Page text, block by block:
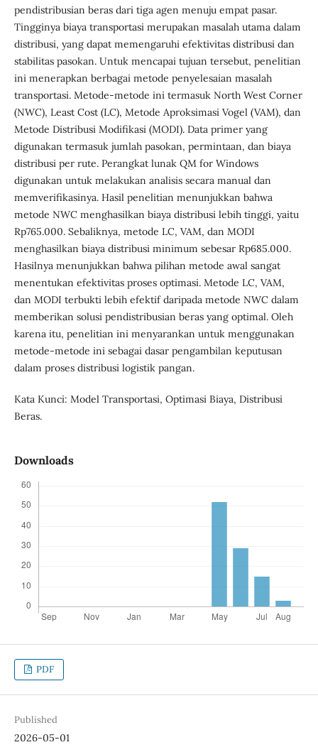
pendistribusian beras dari tiga agen menuju empat pasar.
Tingginya biaya transportasi merupakan masalah utama dalam
distribusi, yang dapat memengaruhi efektivitas distribusi dan
stabilitas pasokan. Untuk mencapai tujuan tersebut, penelitian
ini menerapkan berbagai metode penyelesaian masalah
transportasi. Metode-metode ini termasuk North West Corner
(NWC), Least Cost (LC), Metode Aproksimasi Vogel (VAM), dan
Metode Distribusi Modifikasi (MODI). Data primer yang
digunakan termasuk jumlah pasokan, permintaan, dan biaya
distribusi per rute. Perangkat lunak QM for Windows
digunakan untuk melakukan analisis secara manual dan
memverifikasinya. Hasil penelitian menunjukkan bahwa
metode NWC menghasilkan biaya distribusi lebih tinggi, yaitu
Rp765.000. Sebaliknya, metode LC, VAM, dan MODI
menghasilkan biaya distribusi minimum sebesar Rp685.000.
Hasilnya menunjukkan bahwa pilihan metode awal sangat
menentukan efektivitas proses optimasi. Metode LC, VAM,
dan MODI terbukti lebih efektif daripada metode NWC dalam
memberikan solusi pendistribusian beras yang optimal. Oleh
karena itu, penelitian ini menyarankan untuk menggunakan
metode-metode ini sebagai dasar pengambilan keputusan
dalam proses distribusi logistik pangan.
Kata Kunci: Model Transportasi, Optimasi Biaya, Distribusi
Beras.
Downloads
PDF
Published
2026-05-01